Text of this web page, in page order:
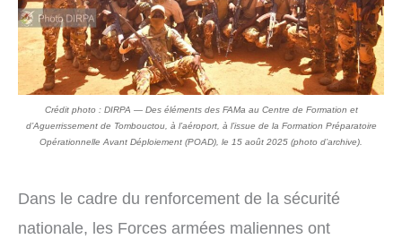
Crédit photo : DIRPA — Des éléments des FAMa au Centre de Formation et
d’Aguerrissement de Tombouctou, à l’aéroport, à l’issue de la Formation Préparatoire
Opérationnelle Avant Déploiement (POAD), le 15 août 2025 (photo d’archive).
Dans le cadre du renforcement de la sécurité
nationale, les Forces armées maliennes ont